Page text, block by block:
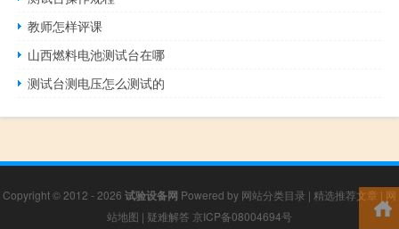
教师怎样评课
山西燃料电池测试台在哪
测试台测电压怎么测试的
Copyright © 2012 - 2026 试验设备网 Powered by 网站分类目录 | 精选推荐文章 | 网
站地图 | 疑难解答 京ICP备08004694号